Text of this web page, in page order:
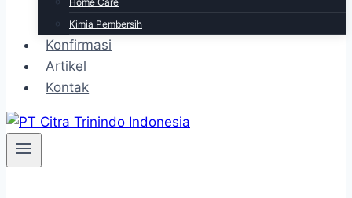
Kimia Pembersih
Konfirmasi
Artikel
Kontak